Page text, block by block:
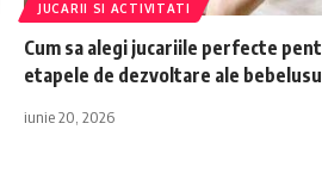
JUCARII SI ACTIVITATI
Cum sa alegi jucariile perfecte
etapele de dezvoltare ale
iunie 20, 2026